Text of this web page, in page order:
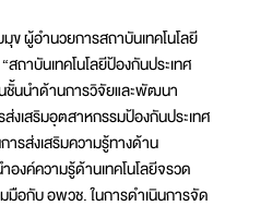
ข ผู้อำนวยการสถาบันเทคโนโลยี
ถาบันเทคโนโลยีป้องกันประเทศ
ชั้นนำด้านการวิจัยและพัฒนา
ส่งเสริมอุตสาหกรรมป้องกันประเทศ
ารส่งเสริมความรู้ทางด้าน
องค์ความรู้ด้านเทคโนโลยีจรวด
มือกับ อพวช. ในการดำเนินการจัด